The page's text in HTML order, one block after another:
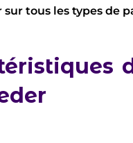
tous les types de